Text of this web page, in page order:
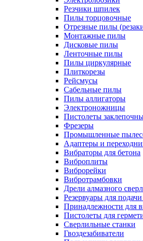
Резчики шпилек
Пилы торцовочные
Отрезные пилы
Монтажные пилы
Дисковые пилы
Ленточные пилы
Пилы циркулярные
Плиткорезы
Рейсмусы
Сабельные пилы
Пилы аллигаторы
Электроножницы
Пистолеты
Фрезеры
Промышленные
Адаптеры и
Вибраторы для бетона
Виброплиты
Виброрейки
Вибротрамбовки
Дрели алмазного
Резервуары для
Принадлежности для
Пистолеты для
Сверлильные станки
Гвоздезабиватели